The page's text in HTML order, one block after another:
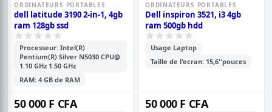
ORDINATEURS PORTABLES
dell latitude 3190 2-in-1, 4gb
ram 128gb ssd
Processeur: Intel(R)
Pentium(R) Silver N5030 CPU@
1.10 GHz 1.50 GHz
RAM: 4 GB de RAM
50 000 F CFA
ORDINATEURS PORTABLES
Dell inspiron 3521, i3 4gb
ram 500gb hdd
Usage Laptop
Taille de l'ecran: 15,6''pouces
50 000 F CFA